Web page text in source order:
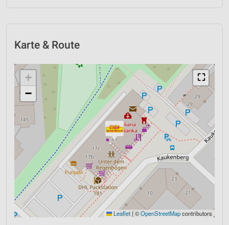
Karte & Route
⛶
+
−
Leaflet | ©OpenStreetMapcontributors